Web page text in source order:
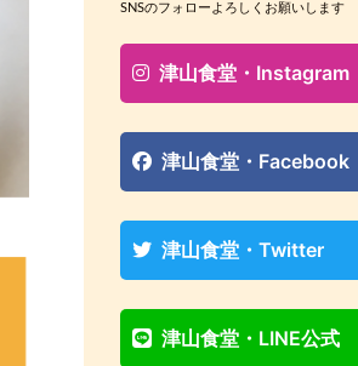
SNSのフォローよろしくお願いします
津山食堂・Instagram
津山食堂・Facebook
津山食堂・Twitter
津山食堂・LINE公式